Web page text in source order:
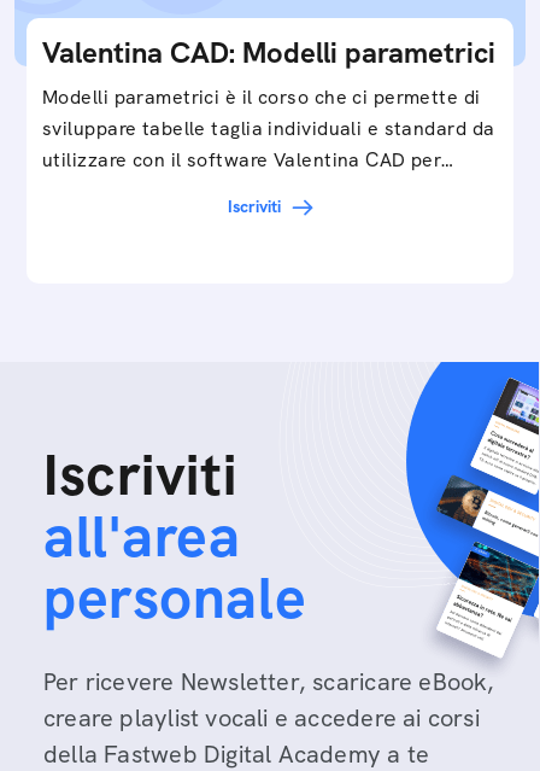
Valentina CAD: Modelli parametrici
Modelli parametrici è il corso che ci permette di
sviluppare tabelle taglia individuali e standard da
utilizzare con il software Valentina CAD per…
Iscriviti
Iscriviti
all'area
personale
Per ricevere Newsletter, scaricare eBook,
creare playlist vocali e accedere ai corsi
della Fastweb Digital Academy a te